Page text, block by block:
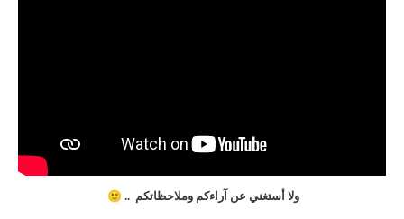
ولا أستغني عن آراءكم وملاحظاتكم .. 🙂